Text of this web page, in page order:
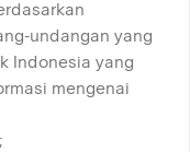
undangan yang
Indonesia yang
mengenai